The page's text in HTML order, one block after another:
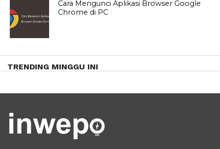
Cara Mengunci Aplikasi Browser Google
Chrome di PC
TRENDING MINGGU INI